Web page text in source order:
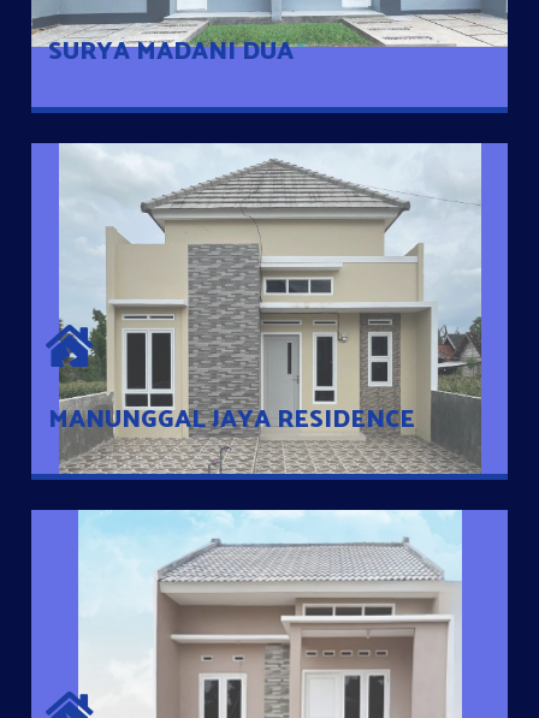
SURYA MADANI DUA
MANUNGGAL JAYA RESIDENCE
MANUNGGAL JAYA RESIDENCE
Cluster Exclusive dengan one Gate System, terdapat taman
mini dan memiliki jarak 200m dari jalan nasional serta dekat
dengan pusat kota
MUTIARA KOPEN
Hunian nyaman dengan suasana pedesaan. 10 menit dari pusat
kota, 2 menit dari Ring Road